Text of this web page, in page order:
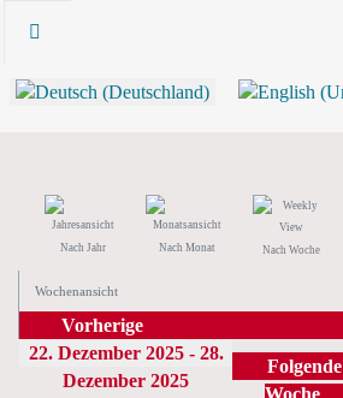
Nach Jahr Nach Monat Nach Woche
Wochenansicht
Vorherige
Woche
22. Dezember 2025 - 28.
Dezember 2025
Folgende
Woche